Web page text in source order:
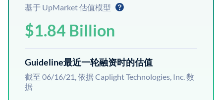
基于 UpMarket 估值模型
$1.84 Billion
Guideline最近一轮融资时的估值
截至 06/16/21, 依据 Caplight Technologies, Inc. 数
据